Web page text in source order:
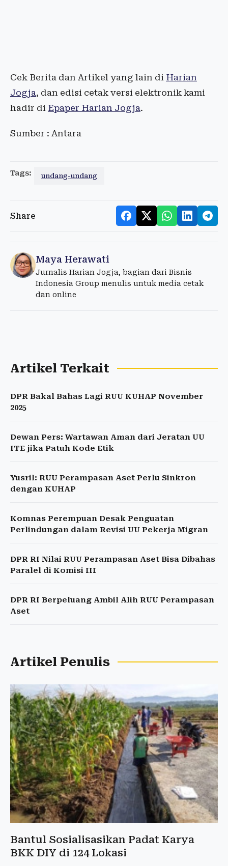
Cek Berita dan Artikel yang lain di Harian
Jogja, dan edisi cetak versi elektronik kami
hadir di Epaper Harian Jogja.
Sumber : Antara
Tags: undang-undang
Share
Maya Herawati
Jurnalis Harian Jogja, bagian dari Bisnis
Indonesia Group menulis untuk media cetak
dan online
Artikel Terkait
DPR Bakal Bahas Lagi RUU KUHAP November
2025
Dewan Pers: Wartawan Aman dari Jeratan UU
ITE jika Patuh Kode Etik
Yusril: RUU Perampasan Aset Perlu Sinkron
dengan KUHAP
Komnas Perempuan Desak Penguatan
Perlindungan dalam Revisi UU Pekerja Migran
DPR RI Nilai RUU Perampasan Aset Bisa Dibahas
Paralel di Komisi III
DPR RI Berpeluang Ambil Alih RUU Perampasan
Aset
Artikel Penulis
Bantul Sosialisasikan Padat Karya
BKK DIY di 124 Lokasi